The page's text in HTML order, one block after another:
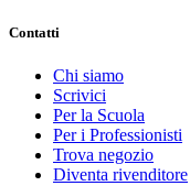
Contatti
Chi siamo
Scrivici
Per la Scuola
Per i Professionisti
Trova negozio
Diventa rivenditore